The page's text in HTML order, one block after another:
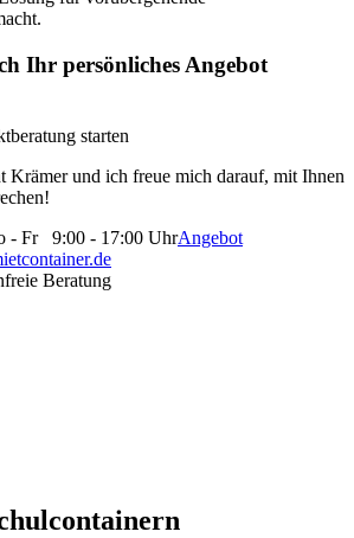
Ihr persönliches Angebot
starten
Krämer und ich freue mich darauf, mit Ihnen
- Fr 9:00 - 17:00 UhrAngebot